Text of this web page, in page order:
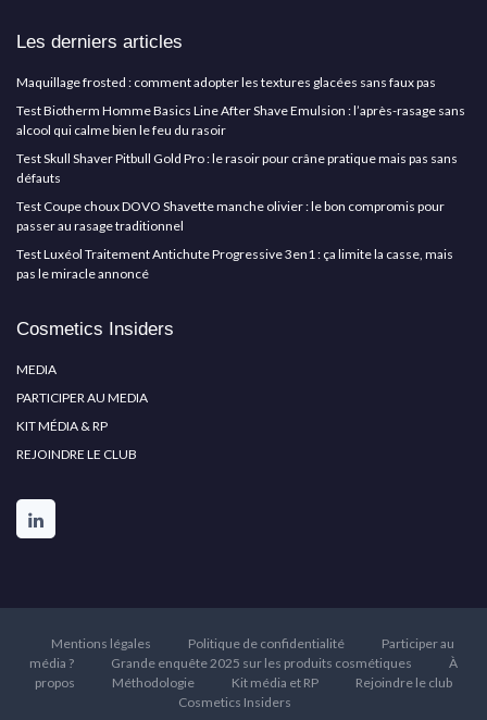
Les derniers articles
Maquillage frosted : comment adopter les textures glacées sans faux pas
Test Biotherm Homme Basics Line After Shave Emulsion : l’après-rasage sans
alcool qui calme bien le feu du rasoir
Test Skull Shaver Pitbull Gold Pro : le rasoir pour crâne pratique mais pas sans
défauts
Test Coupe choux DOVO Shavette manche olivier : le bon compromis pour
passer au rasage traditionnel
Test Luxéol Traitement Antichute Progressive 3en1 : ça limite la casse, mais
pas le miracle annoncé
Cosmetics Insiders
MEDIA
PARTICIPER AU MEDIA
KIT MÉDIA & RP
REJOINDRE LE CLUB
Mentions légales Politique de confidentialité
Participer au
média ?
Grande enquête 2025 sur les produits cosmétiques
À
propos
Méthodologie Kit média et RP
Rejoindre le club
Cosmetics Insiders